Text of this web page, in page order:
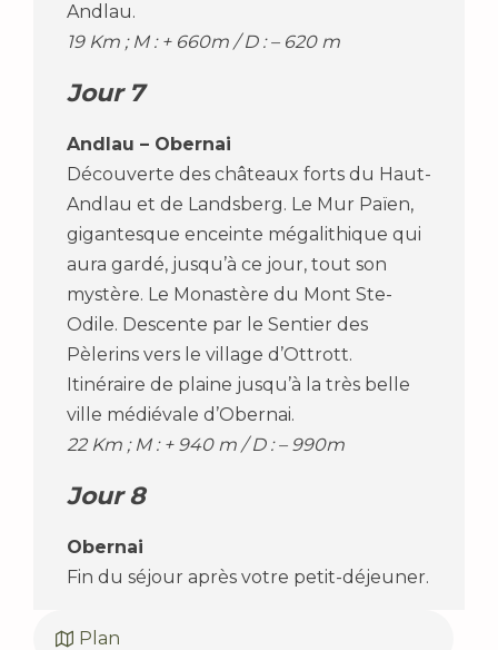
Andlau.
19 Km ; M : + 660m / D : – 620 m
Jour 7
Andlau – Obernai
Découverte des châteaux forts du Haut-
Andlau et de Landsberg. Le Mur Païen,
gigantesque enceinte mégalithique qui
aura gardé, jusqu’à ce jour, tout son
mystère. Le Monastère du Mont Ste-
Odile. Descente par le Sentier des
Pèlerins vers le village d’Ottrott.
Itinéraire de plaine jusqu’à la très belle
ville médiévale d’Obernai.
22 Km ; M : + 940 m / D : – 990m
Jour 8
Obernai
Fin du séjour après votre petit-déjeuner.
Plan